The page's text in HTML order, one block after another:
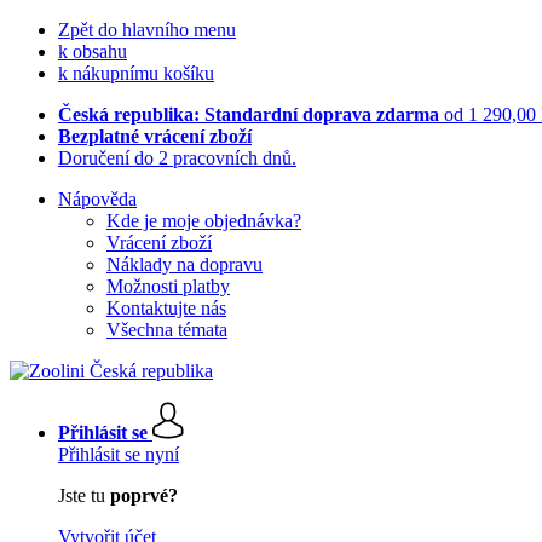
Zpět do hlavního menu
k obsahu
k nákupnímu košíku
Česká republika: Standardní doprava zdarma od 1 290,00
Bezplatné vrácení zboží
Doručení do 2 pracovních dnů.
Nápověda
Kde je moje objednávka?
Vrácení zboží
Náklady na dopravu
Možnosti platby
Kontaktujte nás
Všechna témata
Přihlásit se
Přihlásit se nyní
Jste tu poprvé?
Vytvořit účet